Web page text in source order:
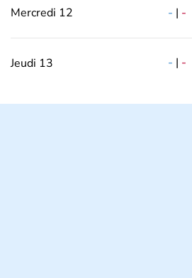
Mercredi 12 - | -
Jeudi 13 - | -